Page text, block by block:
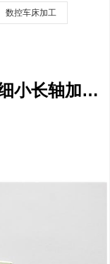
数控车床加工
45#钢车铣复合加工不锈钢细小长轴加工配件 来图来样定制